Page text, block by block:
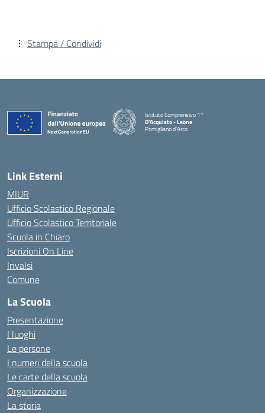
Stampa / Condividi
Istituto Comprensivo 1°
D'Acquisto - Leone
Pomigliano d'Arco
— Visita la pagina iniziale della scuola
Link Esterni
MIUR
Ufficio Scolastico Regionale
Ufficio Scolastico Territoriale
Scuola in Chiaro
Iscrizioni On Line
Invalsi
Comune
La Scuola
Presentazione
I luoghi
Le persone
I numeri della scuola
Le carte della scuola
Organizzazione
La storia